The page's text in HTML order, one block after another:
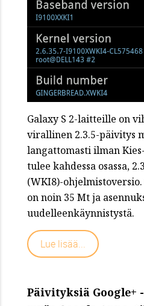
Galaxy S 2-laitteille on
virallinen 2.3.5-päivitys
langattomasti ilman
tulee kahdessa osassa,
(WKI8)-
on noin 35 Mt ja
uudelleenkäynnistystä.
Lue lisää...
Päivityksiä Google+